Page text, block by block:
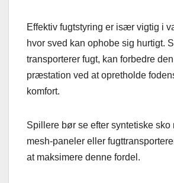
Effektiv fugtstyring er især vigtig i
hvor sved kan ophobe sig hurtigt.
transporterer fugt, kan forbedre
præstation ved at opretholde
komfort.
Spillere bør se efter syntetiske sko
mesh-paneler eller
at maksimere denne fordel.